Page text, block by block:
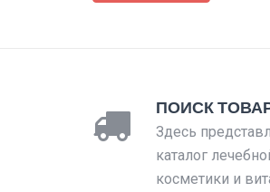
ПОИСК
Здесь
каталог
косметики и